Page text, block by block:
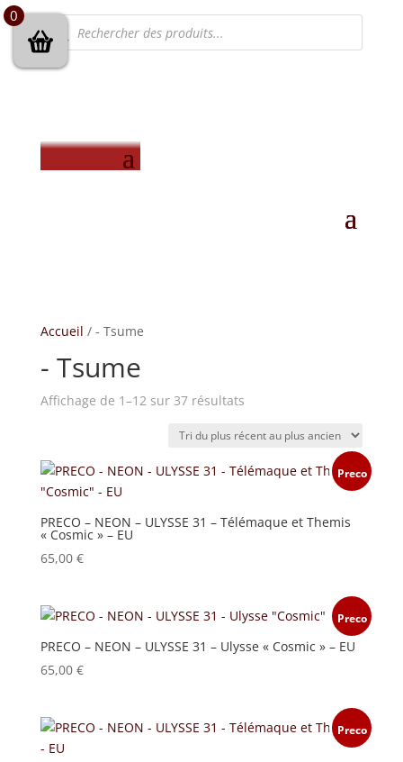
Recherche
de
produits
Accueil / - Tsume
- Tsume
Affichage de 1–12 sur 37 résultatsTrié
plus
récent
ancien
Preco
PRECO – NEON – ULYSSE 31 – Télémaque et Themis
« Cosmic » – EU
65,00 €
Preco
PRECO – NEON – ULYSSE 31 – Ulysse « Cosmic » – EU
65,00 €
Preco
0